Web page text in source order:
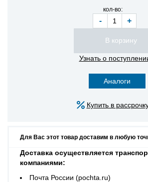
кол-во:
- +
Узнать о
Аналоги
Купить в
Для Вас этот товар доставим в любую
Доставка осуществляется
компаниями:
Почта России (pochta.ru)